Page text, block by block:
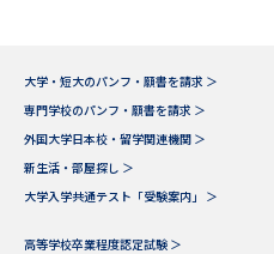
大学・短大のパンフ・願書を請求 ＞
専門学校のパンフ・願書を請求 ＞
外国大学日本校・留学関連機関 ＞
新生活・部屋探し ＞
大学入学共通テスト「受験案内」 ＞
高等学校卒業程度認定試験 ＞